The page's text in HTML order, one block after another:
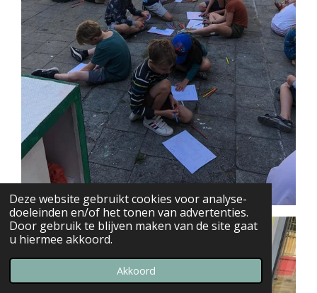
Deze website gebruikt cookies voor analyse-
doeleinden en/of het tonen van advertenties.
Door gebruik te blijven maken van de site gaat
u hiermee akkoord.
Akkoord